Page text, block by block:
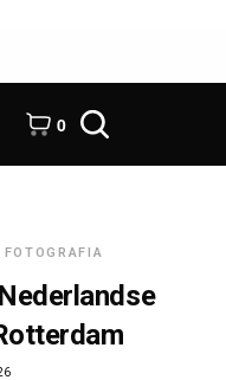
0
FOTOGRAFIA